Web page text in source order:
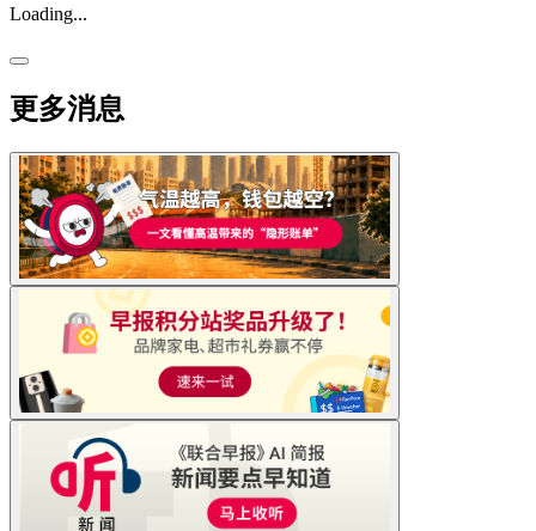
Loading...
更多消息